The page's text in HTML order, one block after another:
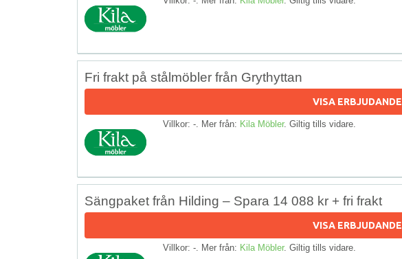
Fri frakt på stålmöbler från Grythyttan
VISA ERBJUDANDE
Villkor: -. Mer från: Kila Möbler. Giltig tills vidare.
Sängpaket från Hilding – Spara 14 088 kr + fri frakt
VISA ERBJUDANDE
Villkor: -. Mer från: Kila Möbler. Giltig tills vidare.